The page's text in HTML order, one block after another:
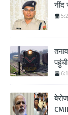
नींद